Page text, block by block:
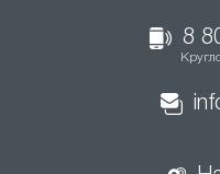
8